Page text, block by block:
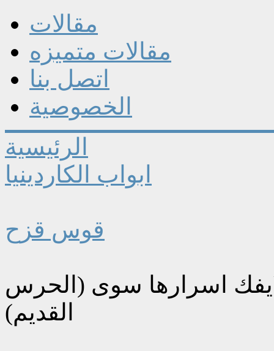
مقالات
مقالات متميزه
اتصل بنا
الخصوصية
الرئيسية
ابواب الكاردينيا
قوس قزح
اسرارها سوى (الحرس
القديم)